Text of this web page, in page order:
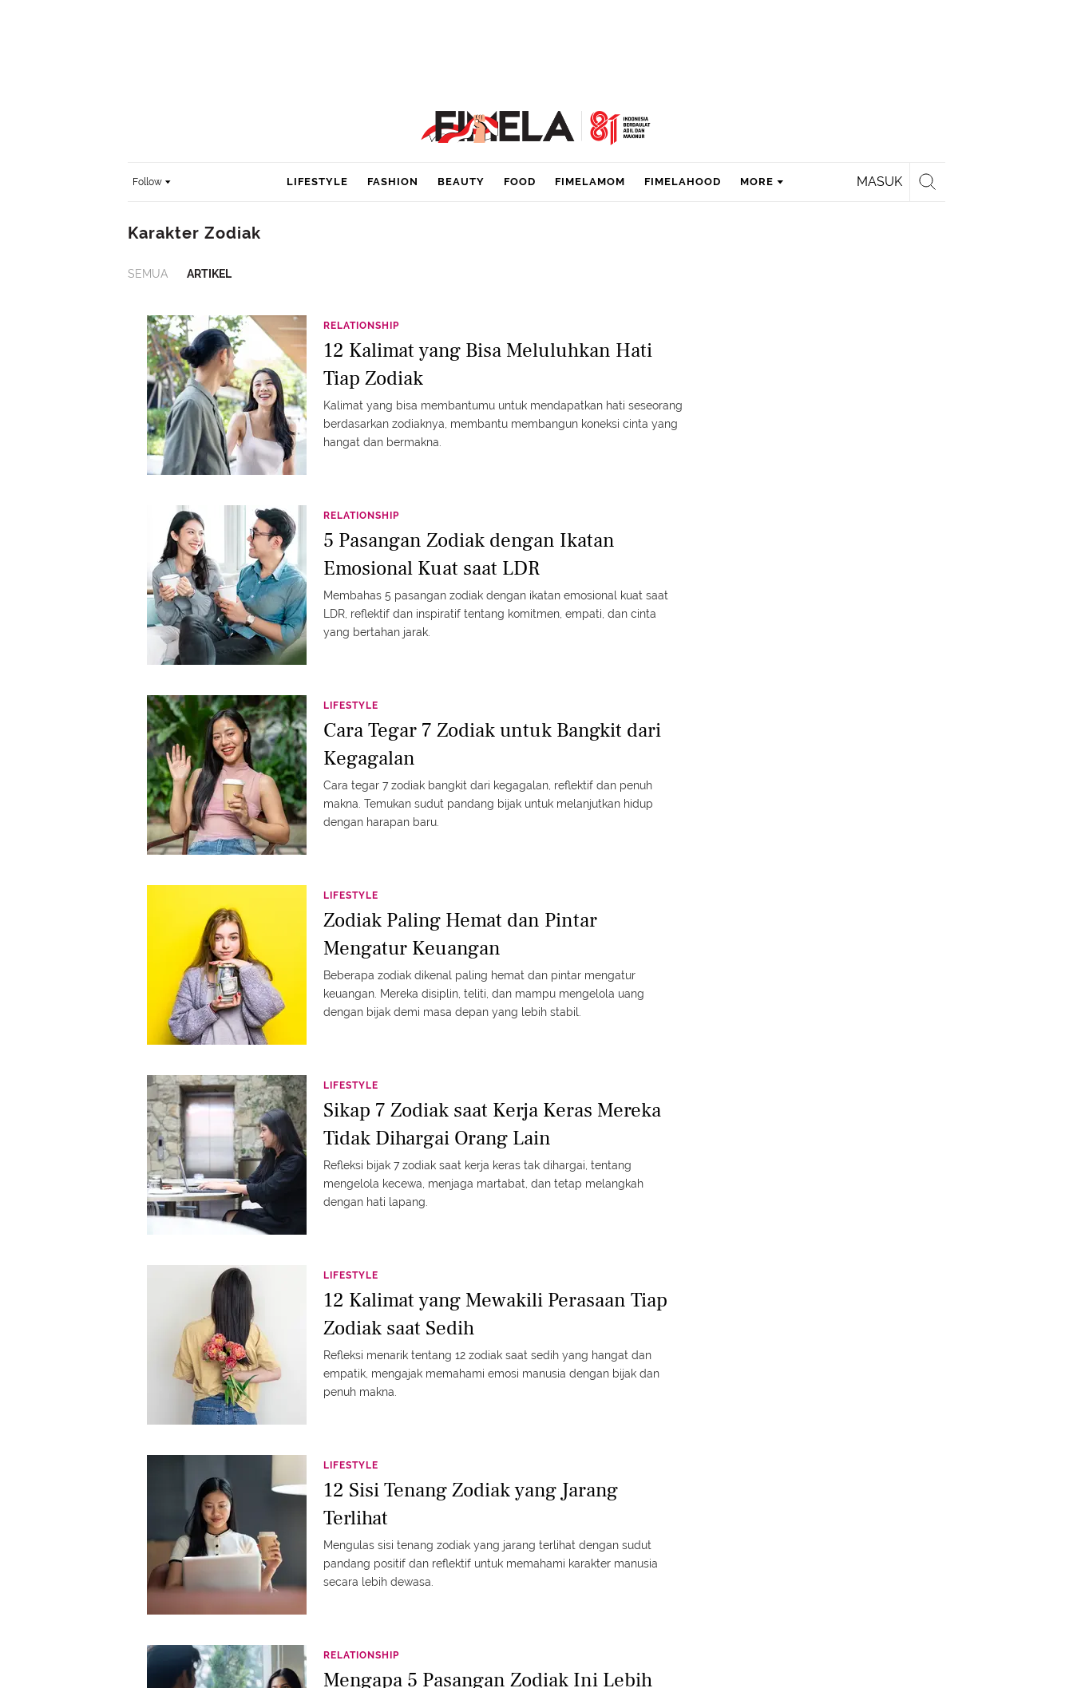
Follow MASUK
LIFESTYLE FASHION BEAUTY FOOD FIMELAMOM FIMELAHOOD MORE
Karakter Zodiak
SEMUA ARTIKEL
RELATIONSHIP
12 Kalimat yang Bisa Meluluhkan Hati
Tiap Zodiak
Kalimat yang bisa membantumu untuk mendapatkan hati seseorang
berdasarkan zodiaknya, membantu membangun koneksi cinta yang
hangat dan bermakna.
RELATIONSHIP
5 Pasangan Zodiak dengan Ikatan
Emosional Kuat saat LDR
Membahas 5 pasangan zodiak dengan ikatan emosional kuat saat
LDR, reflektif dan inspiratif tentang komitmen, empati, dan cinta
yang bertahan jarak.
LIFESTYLE
Cara Tegar 7 Zodiak untuk Bangkit dari
Kegagalan
Cara tegar 7 zodiak bangkit dari kegagalan, reflektif dan penuh
makna. Temukan sudut pandang bijak untuk melanjutkan hidup
dengan harapan baru.
LIFESTYLE
Zodiak Paling Hemat dan Pintar
Mengatur Keuangan
Beberapa zodiak dikenal paling hemat dan pintar mengatur
keuangan. Mereka disiplin, teliti, dan mampu mengelola uang
dengan bijak demi masa depan yang lebih stabil.
LIFESTYLE
Sikap 7 Zodiak saat Kerja Keras Mereka
Tidak Dihargai Orang Lain
Refleksi bijak 7 zodiak saat kerja keras tak dihargai, tentang
mengelola kecewa, menjaga martabat, dan tetap melangkah
dengan hati lapang.
LIFESTYLE
12 Kalimat yang Mewakili Perasaan Tiap
Zodiak saat Sedih
Refleksi menarik tentang 12 zodiak saat sedih yang hangat dan
empatik, mengajak memahami emosi manusia dengan bijak dan
penuh makna.
LIFESTYLE
12 Sisi Tenang Zodiak yang Jarang
Terlihat
Mengulas sisi tenang zodiak yang jarang terlihat dengan sudut
pandang positif dan reflektif untuk memahami karakter manusia
secara lebih dewasa.
RELATIONSHIP
Mengapa 5 Pasangan Zodiak Ini Lebih